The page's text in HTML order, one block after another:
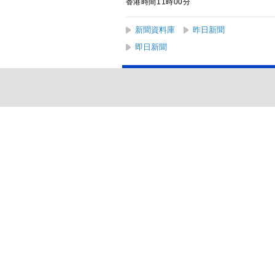
香港時間11時00分
新聞資料庫 昨日新聞
即日新聞